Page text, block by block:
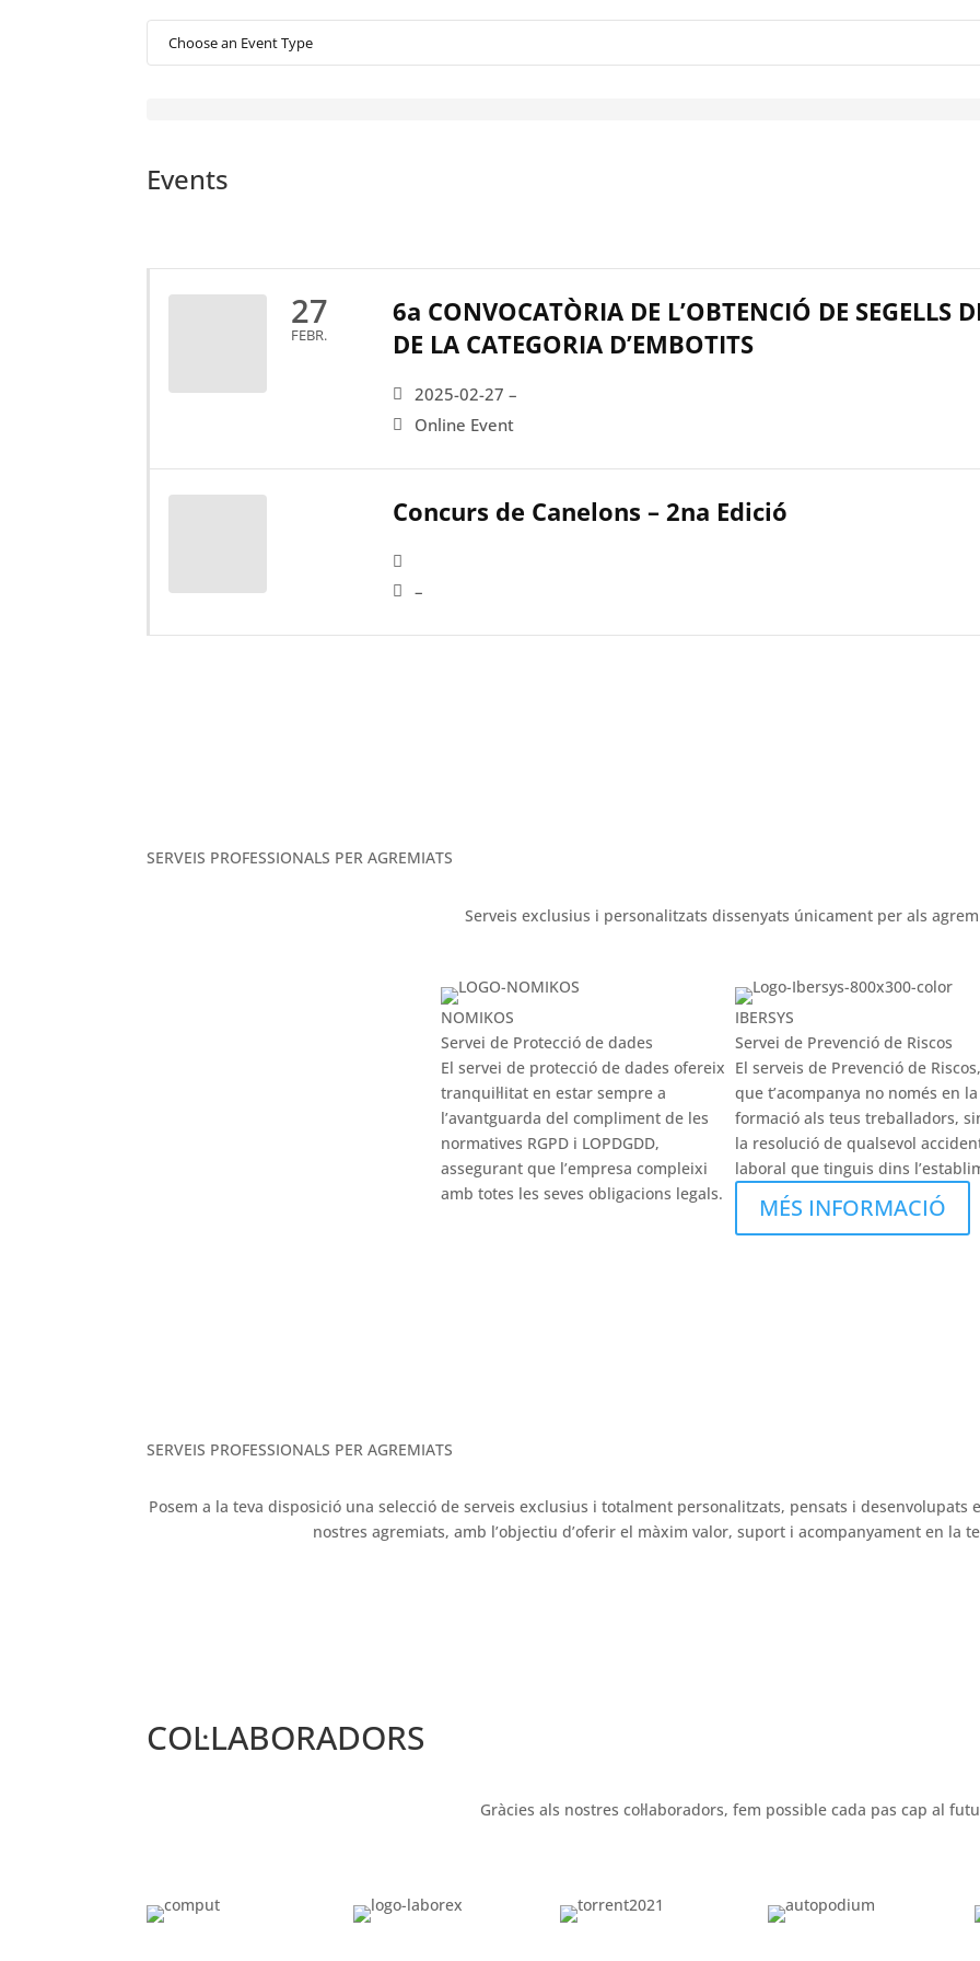
Events
27
FEBR.
6a CONVOCATÒRIA DE L’OBTENCIÓ DE SEGELLS
DE LA CATEGORIA D’EMBOTITS
2025-02-27 –
Online Event
Concurs de Canelons – 2na Edició
–
SERVEIS PROFESSIONALS PER AGREMIATS
Serveis exclusius i personalitzats dissenyats únicament per als
NOMIKOS
Servei de Protecció de dades
El servei de protecció de dades ofereix
tranquil·litat en estar sempre a
l’avantguarda del compliment de les
normatives RGPD i LOPDGDD,
assegurant que l’empresa compleixi
amb totes les seves obligacions legals.
IBERSYS
Servei de Prevenció de Riscos
El serveis de Prevenció de
que t’acompanya no només en la
formació als teus treballadors,
la resolució de qualsevol
laboral que tinguis dins
MÉS INFORMACIÓ
SERVEIS PROFESSIONALS PER AGREMIATS
Posem a la teva disposició una selecció de serveis exclusius i totalment personalitzats, pensats i
nostres agremiats, amb l’objectiu d’oferir el màxim valor, suport i acompanyament en la
COL·LABORADORS
Gràcies als nostres col·laboradors, fem possible cada pas cap al